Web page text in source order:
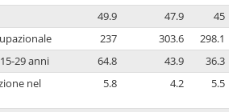
49.9 47.9
45
237 303.6
298.1
29 anni
64.8 43.9
36.3
nel
5.8 4.2 5.5